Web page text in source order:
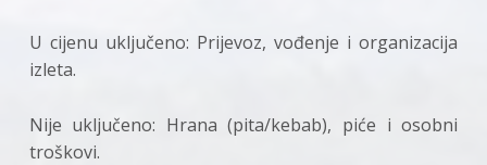
U cijenu uključeno: Prijevoz, vođenje i organizacija
izleta.
Nije uključeno: Hrana (pita/kebab), piće i osobni
troškovi.